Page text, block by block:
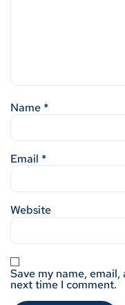
Name *
Email *
Website
Save my name,
next time I comment.